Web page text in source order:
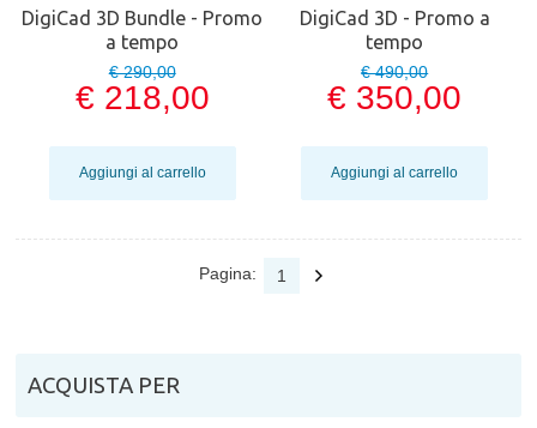
DigiCad 3D Bundle - Promo
a tempo
€ 290,00
€ 218,00
Aggiungi al carrello
DigiCad 3D - Promo a
tempo
€ 490,00
€ 350,00
Aggiungi al carrello
Pagina: 1
ACQUISTA PER